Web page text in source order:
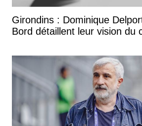
Girondins : Dominique
Bord détaillent leur vision du